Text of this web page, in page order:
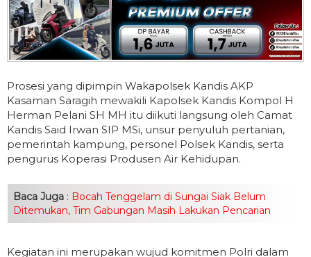
Prosesi yang dipimpin Wakapolsek Kandis AKP
Kasaman Saragih mewakili Kapolsek Kandis Kompol H
Herman Pelani SH MH itu diikuti langsung oleh Camat
Kandis Said Irwan SIP MSi, unsur penyuluh pertanian,
pemerintah kampung, personel Polsek Kandis, serta
pengurus Koperasi Produsen Air Kehidupan.
Baca Juga : Bocah Tenggelam di Sungai Siak Belum
Ditemukan, Tim Gabungan Masih Lakukan Pencarian
Kegiatan ini merupakan wujud komitmen Polri dalam